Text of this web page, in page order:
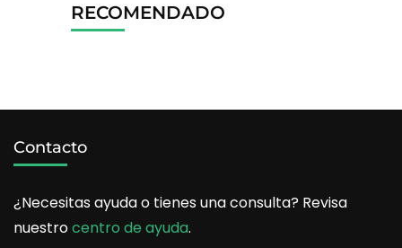
RECOMENDADO
Contacto
¿Necesitas ayuda o tienes una consulta? Revisa
nuestrocentro de ayuda.